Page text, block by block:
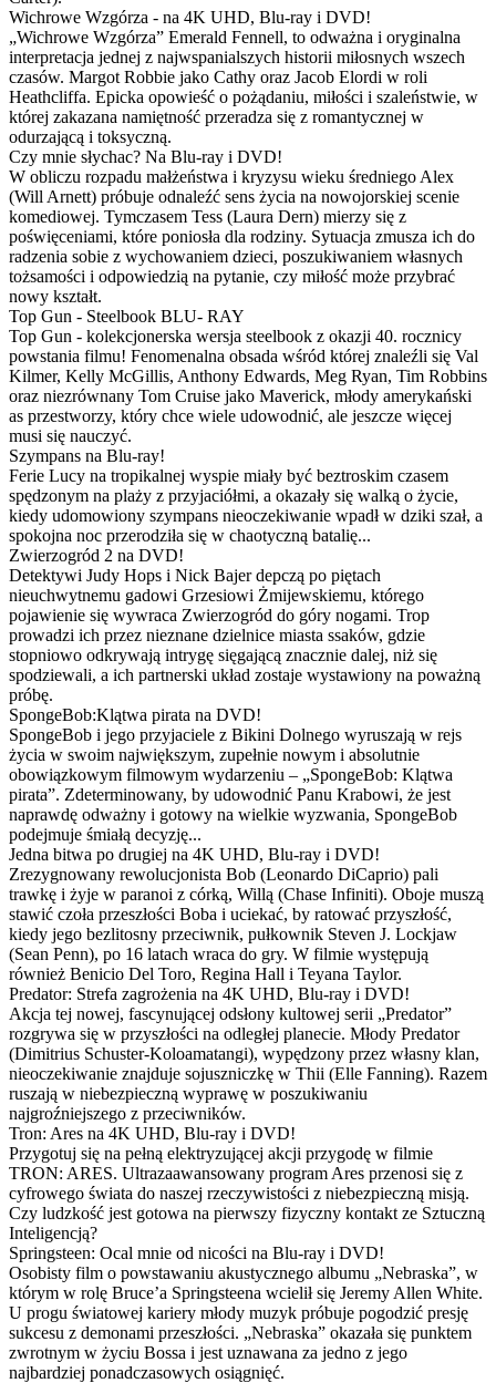
Wichrowe Wzgórza - na 4K UHD, Blu-ray i DVD!
„Wichrowe Wzgórza” Emerald Fennell, to odważna i oryginalna
interpretacja jednej z najwspanialszych historii miłosnych wszech
czasów. Margot Robbie jako Cathy oraz Jacob Elordi w roli
Heathcliffa. Epicka opowieść o pożądaniu, miłości i szaleństwie, w
której zakazana namiętność przeradza się z romantycznej w
odurzającą i toksyczną.
Czy mnie słychac? Na Blu-ray i DVD!
W obliczu rozpadu małżeństwa i kryzysu wieku średniego Alex
(Will Arnett) próbuje odnaleźć sens życia na nowojorskiej scenie
komediowej. Tymczasem Tess (Laura Dern) mierzy się z
poświęceniami, które poniosła dla rodziny. Sytuacja zmusza ich do
radzenia sobie z wychowaniem dzieci, poszukiwaniem własnych
tożsamości i odpowiedzią na pytanie, czy miłość może przybrać
nowy kształt.
Top Gun - Steelbook BLU- RAY
Top Gun - kolekcjonerska wersja steelbook z okazji 40. rocznicy
powstania filmu! Fenomenalna obsada wśród której znaleźli się Val
Kilmer, Kelly McGillis, Anthony Edwards, Meg Ryan, Tim Robbins
oraz niezrównany Tom Cruise jako Maverick, młody amerykański
as przestworzy, który chce wiele udowodnić, ale jeszcze więcej
musi się nauczyć.
Szympans na Blu-ray!
Ferie Lucy na tropikalnej wyspie miały być beztroskim czasem
spędzonym na plaży z przyjaciółmi, a okazały się walką o życie,
kiedy udomowiony szympans nieoczekiwanie wpadł w dziki szał, a
spokojna noc przerodziła się w chaotyczną batalię...
Zwierzogród 2 na DVD!
Detektywi Judy Hops i Nick Bajer depczą po piętach
nieuchwytnemu gadowi Grzesiowi Żmijewskiemu, którego
pojawienie się wywraca Zwierzogród do góry nogami. Trop
prowadzi ich przez nieznane dzielnice miasta ssaków, gdzie
stopniowo odkrywają intrygę sięgającą znacznie dalej, niż się
spodziewali, a ich partnerski układ zostaje wystawiony na poważną
próbę.
SpongeBob:Klątwa pirata na DVD!
SpongeBob i jego przyjaciele z Bikini Dolnego wyruszają w rejs
życia w swoim największym, zupełnie nowym i absolutnie
obowiązkowym filmowym wydarzeniu – „SpongeBob: Klątwa
pirata”. Zdeterminowany, by udowodnić Panu Krabowi, że jest
naprawdę odważny i gotowy na wielkie wyzwania, SpongeBob
podejmuje śmiałą decyzję...
Jedna bitwa po drugiej na 4K UHD, Blu-ray i DVD!
Zrezygnowany rewolucjonista Bob (Leonardo DiCaprio) pali
trawkę i żyje w paranoi z córką, Willą (Chase Infiniti). Oboje muszą
stawić czoła przeszłości Boba i uciekać, by ratować przyszłość,
kiedy jego bezlitosny przeciwnik, pułkownik Steven J. Lockjaw
(Sean Penn), po 16 latach wraca do gry. W filmie występują
również Benicio Del Toro, Regina Hall i Teyana Taylor.
Predator: Strefa zagrożenia na 4K UHD, Blu-ray i DVD!
Akcja tej nowej, fascynującej odsłony kultowej serii „Predator”
rozgrywa się w przyszłości na odległej planecie. Młody Predator
(Dimitrius Schuster-Koloamatangi), wypędzony przez własny klan,
nieoczekiwanie znajduje sojuszniczkę w Thii (Elle Fanning). Razem
ruszają w niebezpieczną wyprawę w poszukiwaniu
najgroźniejszego z przeciwników.
Tron: Ares na 4K UHD, Blu-ray i DVD!
Przygotuj się na pełną elektryzującej akcji przygodę w filmie
TRON: ARES. Ultrazaawansowany program Ares przenosi się z
cyfrowego świata do naszej rzeczywistości z niebezpieczną misją.
Czy ludzkość jest gotowa na pierwszy fizyczny kontakt ze Sztuczną
Inteligencją?
Springsteen: Ocal mnie od nicości na Blu-ray i DVD!
Osobisty film o powstawaniu akustycznego albumu „Nebraska”, w
którym w rolę Bruce’a Springsteena wcielił się Jeremy Allen White.
U progu światowej kariery młody muzyk próbuje pogodzić presję
sukcesu z demonami przeszłości. „Nebraska” okazała się punktem
zwrotnym w życiu Bossa i jest uznawana za jedno z jego
najbardziej ponadczasowych osiągnięć.